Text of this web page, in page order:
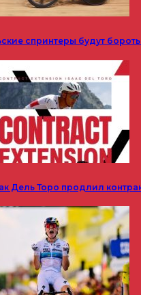
спринтеры будут
Дель Торо продлил